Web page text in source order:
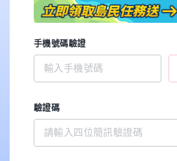
手機號碼驗證
驗證碼